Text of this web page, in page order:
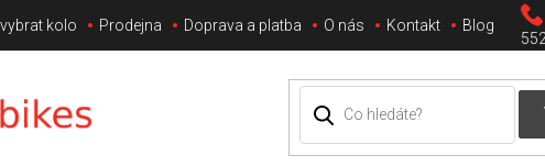
552
kolo Prodejna Doprava a platba O nás Kontakt Blog